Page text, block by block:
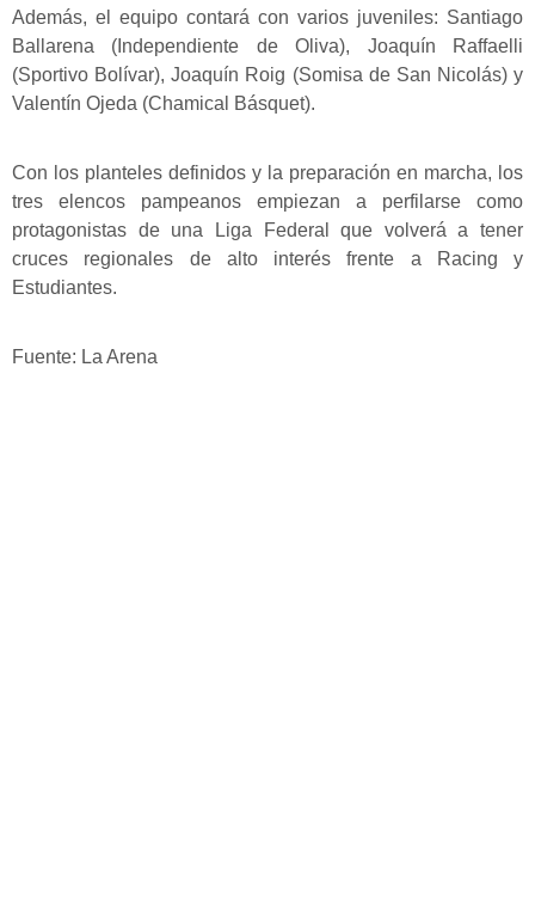
Además, el equipo contará con varios juveniles: Santiago
Ballarena (Independiente de Oliva), Joaquín Raffaelli
(Sportivo Bolívar), Joaquín Roig (Somisa de San Nicolás) y
Valentín Ojeda (Chamical Básquet).
Con los planteles definidos y la preparación en marcha, los
tres elencos pampeanos empiezan a perfilarse como
protagonistas de una Liga Federal que volverá a tener
cruces regionales de alto interés frente a Racing y
Estudiantes.
Fuente: La Arena